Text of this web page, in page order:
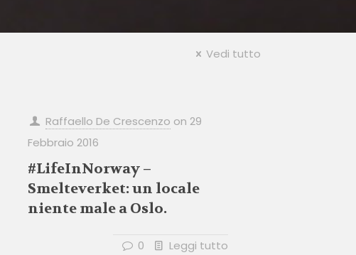
Vedi tutto
Raffaello De Crescenzo on 29
Febbraio 2016
#LifeInNorway –
Smelteverket: un locale
niente male a Oslo.
0 Leggi tutto